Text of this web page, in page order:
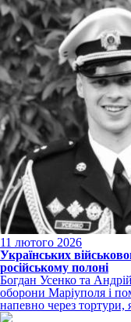
11 лютого 2026
Українських
російському полоні
Богдан Усенко та
оборони Маріуполя і
напевно через тортури,